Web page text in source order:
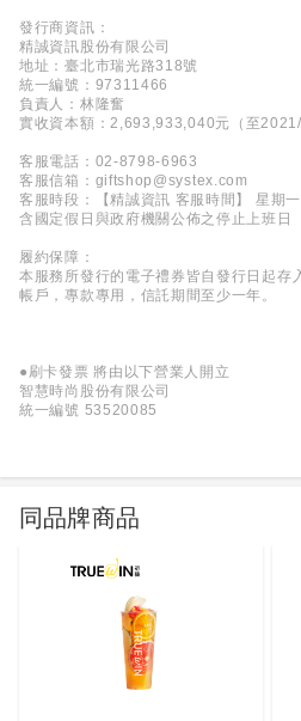
發行商資訊：
精誠資訊股份有限公司
地址：臺北市瑞光路318號
統一編號：97311466
負責人：林隆奮
實收資本額：2,693,933,040元（至2021/
客服電話：02-8798-6963
客服信箱：giftshop@systex.com
客服時段：【精誠資訊 客服時間】 星期
含國定假日與政府機關公佈之停止上班日
履約保障：
本服務所發行的電子禮券皆自發行日起存
帳戶，專款專用，信託期間至少一年。
●刷卡發票 將由以下營業人開立
智慧時尚股份有限公司
統一編號 53520085
同品牌商品